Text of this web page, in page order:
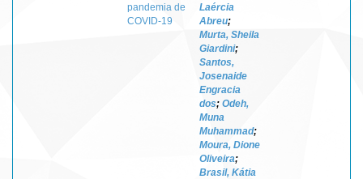
pandemia de
COVID-19
Laércia
Abreu;
Murta, Sheila
Giardini;
Santos,
Josenaide
Engracia
dos; Odeh,
Muna
Muhammad;
Moura, Dione
Oliveira;
Brasil, Kátia